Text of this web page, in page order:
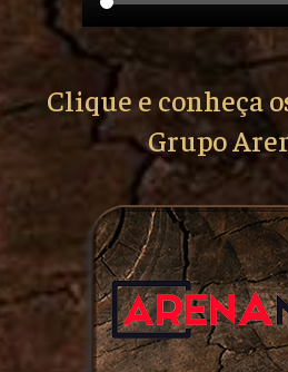
Clique e conheça
Grupo